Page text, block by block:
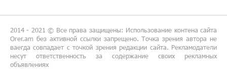
16:39:41 8-07-2026
Трамп: США больше не намерены вести
2014 - 2021 © Все права защищены: Использование контена сайта
Orer.am без активной ссылки запрещено. Точка зрения автора не
ваегда совпадает с точкой зрения редакции сайта. Рекламодатели
несут ответственность за содержание своих рекламных
объявлениях